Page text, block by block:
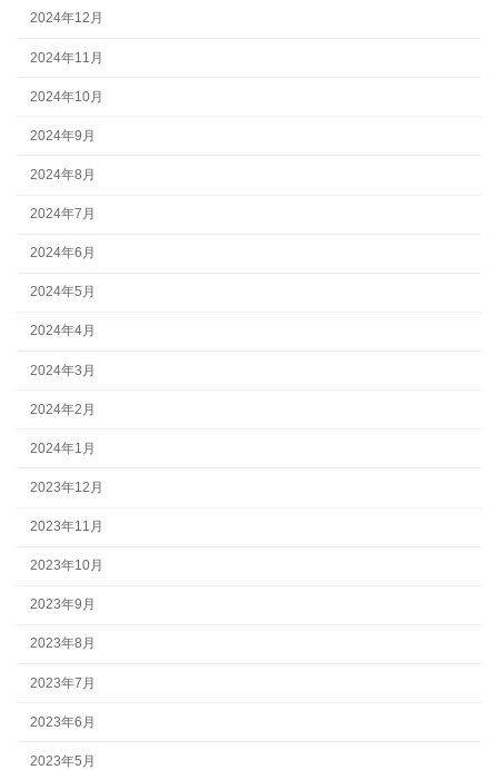
2024年12月
2024年11月
2024年10月
2024年9月
2024年8月
2024年7月
2024年6月
2024年5月
2024年4月
2024年3月
2024年2月
2024年1月
2023年12月
2023年11月
2023年10月
2023年9月
2023年8月
2023年7月
2023年6月
2023年5月